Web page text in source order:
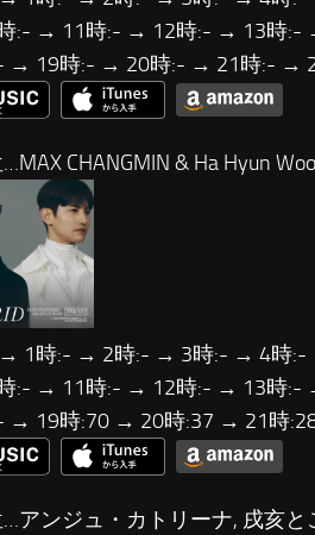
:- → 11時:- → 12時:- → 13時
→ 19時:- → 20時:- → 21時:- →
CHANGMIN & Ha Hyun Woo
1時:- → 2時:- → 3時:- → 4時
:- → 11時:- → 12時:- → 13時
→ 19時:70 → 20時:37 → 21時
アンジュ・カトリーナ, 戌亥と